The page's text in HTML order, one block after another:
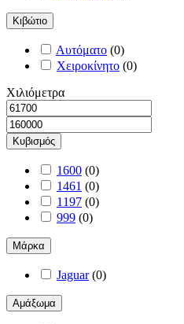
Κιβώτιο
Αυτόματο (0)
Χειροκίνητο (0)
Χιλιόμετρα
Κυβισμός
1600 (0)
1461 (0)
1197 (0)
999 (0)
Μάρκα
Jaguar (0)
Αμάξωμα